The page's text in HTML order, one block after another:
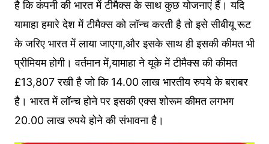
है कि कंपनी की भारत में टीमैक्स के साथ कुछ योजनाएं हैं। यदि
यामाहा हमारे देश में टीमैक्स को लॉन्च करती है तो इसे सीबीयू रूट
के जरिए भारत में लाया जाएगा,और इसके साथ ही इसकी कीमत भी
प्रीमियम होगी। वर्तमान में,यामाहा ने यूके में टीमैक्स की कीमत
£13,807 रखी है जो कि 14.00 लाख भारतीय रुपये के बराबर
है। भारत में लॉन्च होने पर इसकी एक्स शोरूम कीमत लगभग
20.00 लाख रुपये होने की संभावना है।